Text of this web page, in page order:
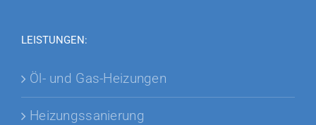
LEISTUNGEN:
Öl- und Gas-Heizungen
Heizungssanierung